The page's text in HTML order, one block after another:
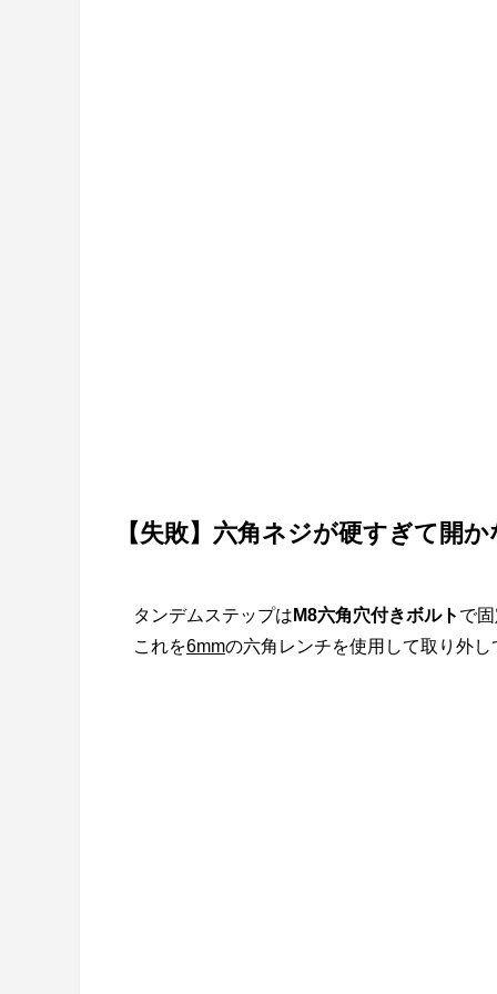
【失敗】六角ネジが硬すぎて開か
タンデムステップは M8六角穴付きボルト で
これを6mmの六角レンチを使用して取り外し